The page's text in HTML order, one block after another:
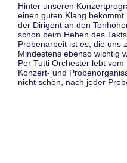
Hinter unseren
einen guten Klang
der Dirigent an den
schon beim Heben des
Probenarbeit ist es, die uns
Mindestens ebenso wichtig
Per Tutti Orchester lebt
Konzert- und
nicht schön, nach jeder